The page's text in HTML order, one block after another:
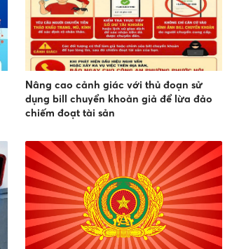
Nâng cao cảnh giác với thủ đoạn sử
dụng bill chuyển khoản giả để lừa đảo
chiếm đoạt tài sản